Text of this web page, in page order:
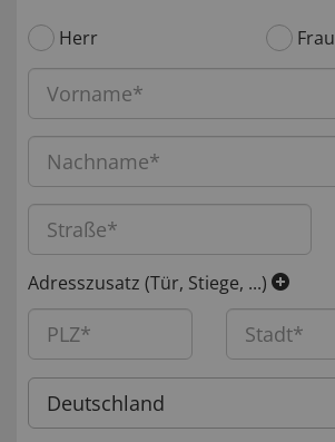
Herr Frau
Adresszusatz (Tür, Stiege, ...)
Deutschland